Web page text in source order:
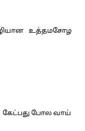
உத்தமசோழ
கேட்பது போல வாய்